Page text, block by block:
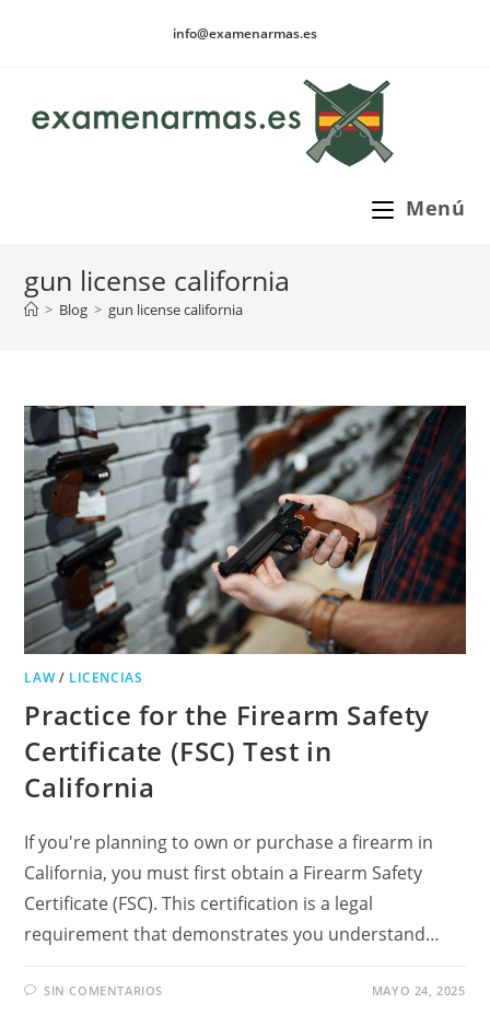
info@examenarmas.es
Menú
gun license california
> Blog > gun license california
LAW/ LICENCIAS
Practice for the Firearm Safety
Certificate (FSC) Test in
California
If you're planning to own or purchase a firearm in
California, you must first obtain a Firearm Safety
Certificate (FSC). This certification is a legal
requirement that demonstrates you understand…
SIN COMENTARIOS MAYO 24, 2025